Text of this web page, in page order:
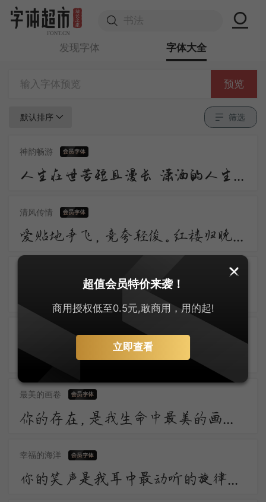
发现字体 字体大全
预览
默认排序 筛选
神韵畅游
人生在世苦短且漫长 潇洒的人生谁不倾情羡慕 潇洒 是一道醉人的风景 宛若美丽的音符自然流动 是人生内在气质的飘逸
清风传情
爱贴地争飞，竞夸轻俊。红楼归晚，看足柳昏花暝。应自栖香正稳。便忘了、天涯芳信。愁损翠黛双蛾，日日画阑独凭。
最美的画卷
你的存在，是我生命中最美的画卷，我愿用一生去欣赏。
幸福的海洋
你的笑声是我耳中最动听的旋律，让我陶醉在幸福的海洋。
超值会员特价来袭！
商用授权低至0.5元,敢商用，用的起!
立即查看